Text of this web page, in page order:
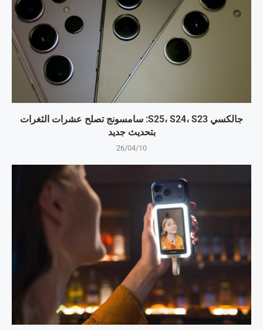
جالكسي S25، S24، S23: سامسونج تصلح عشرات الثغرات
بتحديث جديد
26/04/10